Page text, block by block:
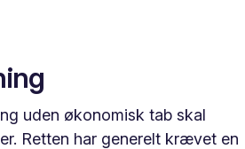
uden økonomisk tab skal
Retten har generelt krævet en